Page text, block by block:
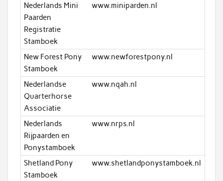
Nederlands Mini
Paarden
Registratie
Stamboek
www.miniparden.nl
New Forest Pony
Stamboek
www.newforestpony.nl
Nederlandse
Quarterhorse
Associatie
www.nqah.nl
Nederlands
Rijpaarden en
Ponystamboek
www.nrps.nl
Shetland Pony
Stamboek
www.shetlandponystamboek.nl